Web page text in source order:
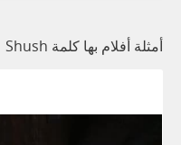
أمثلة أفلام بها كلمة Shush